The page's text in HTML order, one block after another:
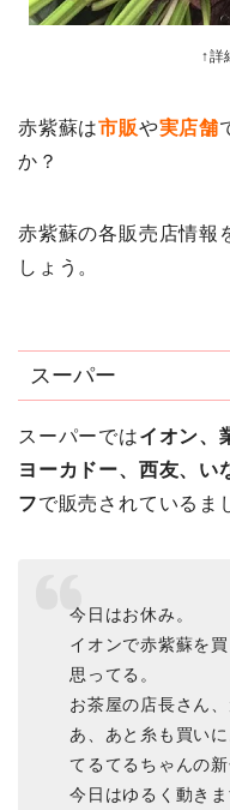
↑詳
赤紫蘇は市販や実店舗
か？
赤紫蘇の各販売店情報
しょう。
スーパー
スーパーではイオン、
ヨーカドー、西友、い
フで販売されているま
今日はお休み。
イオンで赤紫蘇を
思ってる。
お茶屋の店長さん、
あ、あと糸も買いに
てるてるちゃんの
今日はゆるく動きま